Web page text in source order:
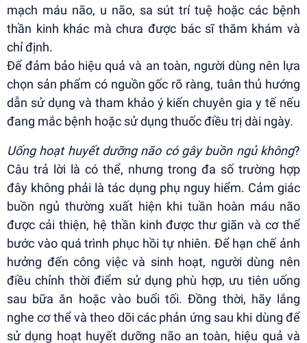
mạch máu não, u não, sa sút trí tuệ hoặc các bệnh
thần kinh khác mà chưa được bác sĩ thăm khám và
chỉ định.
Để đảm bảo hiệu quả và an toàn, người dùng nên lựa
chọn sản phẩm có nguồn gốc rõ ràng, tuân thủ hướng
dẫn sử dụng và tham khảo ý kiến chuyên gia y tế nếu
đang mắc bệnh hoặc sử dụng thuốc điều trị dài ngày.
Uống hoạt huyết dưỡng não có gây buồn ngủ không?
Câu trả lời là có thể, nhưng trong đa số trường hợp
đây không phải là tác dụng phụ nguy hiểm. Cảm giác
buồn ngủ thường xuất hiện khi tuần hoàn máu não
được cải thiện, hệ thần kinh được thư giãn và cơ thể
bước vào quá trình phục hồi tự nhiên. Để hạn chế ảnh
hưởng đến công việc và sinh hoạt, người dùng nên
điều chỉnh thời điểm sử dụng phù hợp, ưu tiên uống
sau bữa ăn hoặc vào buổi tối. Đồng thời, hãy lắng
nghe cơ thể và theo dõi các phản ứng sau khi dùng để
sử dụng hoạt huyết dưỡng não an toàn, hiệu quả và